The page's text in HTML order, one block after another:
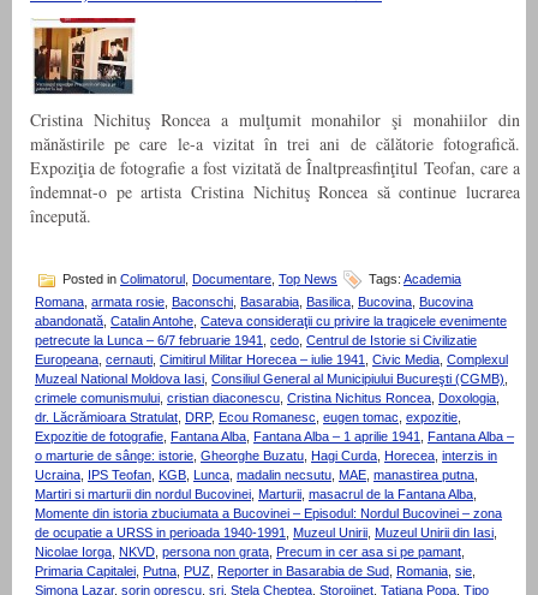
Cristina Nichituş Roncea a mulţumit monahilor şi monahiilor din
mănăstirile pe care le-a vizitat în trei ani de călătorie fotografică.
Expoziţia de fotografie a fost vizitată de Înaltpreasfinţitul Teofan, care a
îndemnat-o pe artista Cristina Nichituş Roncea să continue lucrarea
începută.
Posted in Colimatorul Documentare Top News Tags: Academia
Romana, armata rosie, Baconschi, Basarabia, Basilica, Bucovina, Bucovina
abandonată, Catalin Antohe, Cateva consideraţii cu privire la tragicele evenimente
petrecute la Lunca – 6/7 februarie 1941, cedo, Centrul de Istorie si Civilizatie
Europeana, cernauti, Cimitirul Militar Horecea – iulie 1941, Civic Media, Complexul
Muzeal National Moldova Iasi, Consiliul General al Municipiului Bucureşti (CGMB),
crimele comunismului, cristian diaconescu, Cristina Nichitus Roncea, Doxologia,
dr. Lăcrămioara Stratulat, DRP, Ecou Romanesc, eugen tomac, expozitie,
Expozitie de fotografie, Fantana Alba, Fantana Alba – 1 aprilie 1941, Fantana Alba –
o marturie de sânge: istorie, Gheorghe Buzatu, Hagi Curda, Horecea, interzis in
Ucraina, IPS Teofan, KGB, Lunca, madalin necsutu, MAE, manastirea putna,
Martiri si marturii din nordul Bucovinei, Marturii, masacrul de la Fantana Alba,
Momente din istoria zbuciumata a Bucovinei – Episodul: Nordul Bucovinei – zona
de ocupatie a URSS in perioada 1940-1991, Muzeul Unirii, Muzeul Unirii din Iasi,
Nicolae Iorga, NKVD, persona non grata, Precum in cer asa si pe pamant,
Primaria Capitalei, Putna, PUZ, Reporter in Basarabia de Sud, Romania, sie,
Simona Lazar, sorin oprescu, sri, Stela Cheptea, Storojinet, Tatiana Popa, Tipo